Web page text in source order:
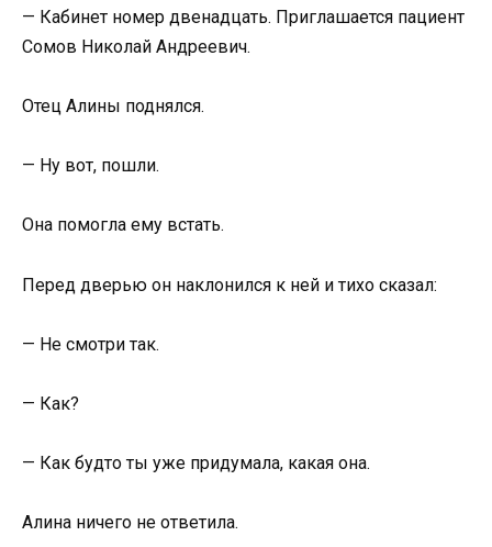
— Кабинет номер двенадцать. Приглашается пациент
Сомов Николай Андреевич.
Отец Алины поднялся.
— Ну вот, пошли.
Она помогла ему встать.
Перед дверью он наклонился к ней и тихо сказал:
— Не смотри так.
— Как?
— Как будто ты уже придумала, какая она.
Алина ничего не ответила.